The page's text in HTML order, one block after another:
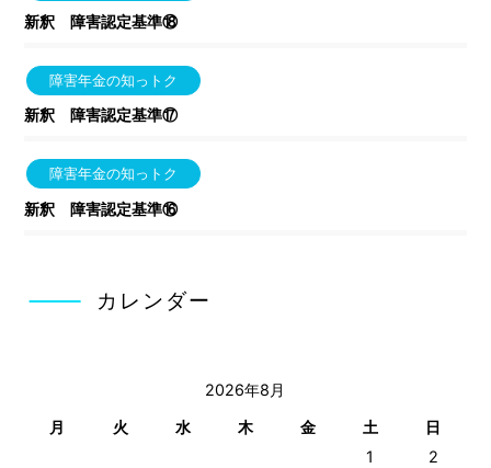
新釈 障害認定基準⑱
障害年金の知っトク
新釈 障害認定基準⑰
障害年金の知っトク
新釈 障害認定基準⑯
カレンダー
2026年8月
月
火 水 木 金 土
日
1
2